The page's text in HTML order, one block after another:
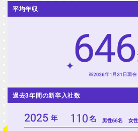
平均年収
過去3年間の新卒入社数